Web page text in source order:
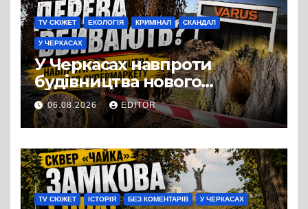
TV СЮЖЕТ ЕКОЛОГІЯ КРИМІНАЛ СКАНДАЛ
У ЧЕРКАСАХ
У Черкасах навпроти
будівництва нового
супермаркету VARUS на
проспекті Перемоги всохли
дерева. І це навряд чи
можна назвати
випадковістю
06.08.2026 EDITOR
TV СЮЖЕТ ІСТОРІЯ БЕЗ КОМЕНТАРІВ У ЧЕРКАСАХ